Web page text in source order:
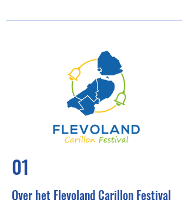
01
Over het Flevoland Carillon Festival